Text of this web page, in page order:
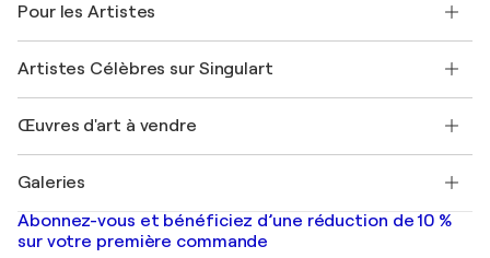
Offrir une carte cadeau
Rejoignez notre programme commercial
Mon compte
+33 1 76 44 06 42
FAQ
Magazine Singulart
Emplois
Découvrez une sélection d'art original
Pour les Artistes
Se connecter en tant qu'Artiste
Artistes Célèbres sur Singulart
Marc Chagall
Banksy
Mr. Brainwash
Shepard Fairey
Œuvres d'art à vendre
Tableaux abstraits à vendre
Peintures de paysage
Estampes
Galeries
Galeries d'art en France
Galeries d'art en Belgique
Abonnez-vous et bénéficiez d’une réduction de 10 %
sur votre première commande